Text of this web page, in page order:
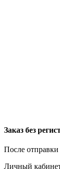
Заказ без
После отправки
Личный кабинет